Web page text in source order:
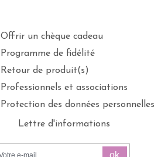
Offrir un chèque cadeau
Programme de fidélité
Retour de produit(s)
Professionnels et associations
Protection des données personnelles
Lettre d'informations
ok